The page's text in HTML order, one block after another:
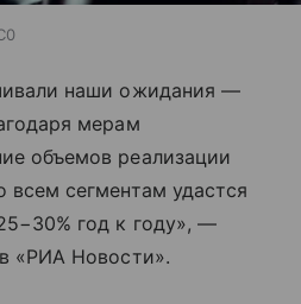
наши ожидания —
мерам
объемов реализации
сегментам удастся
год к году», —
«РИА Новости».